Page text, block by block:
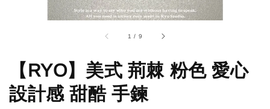
1 / 9
【RYO】美式 荊棘 粉色 愛心
設計感 甜酷 手鍊